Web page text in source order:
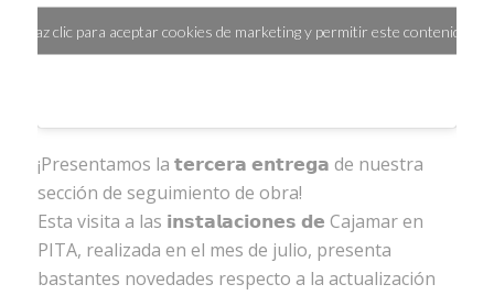
Haz clic para aceptar cookies de marketing y permitir este contenido
¡Presentamos la 𝘁𝗲𝗿𝗰𝗲𝗿𝗮 𝗲𝗻𝘁𝗿𝗲𝗴𝗮 de nuestra
sección de seguimiento de obra!
Esta visita a las 𝗶𝗻𝘀𝘁𝗮𝗹𝗮𝗰𝗶𝗼𝗻𝗲𝘀 𝗱𝗲 Cajamar en
PITA, realizada en el mes de julio, presenta
bastantes novedades respecto a la actualización